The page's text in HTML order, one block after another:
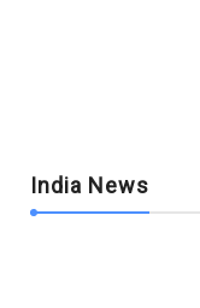
India News